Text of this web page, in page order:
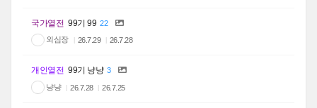
국가열전 99기 99 22
외심장
26.7.29 26.7.28
개인열전 99기 냥냥 3
냥냥
26.7.28 26.7.25